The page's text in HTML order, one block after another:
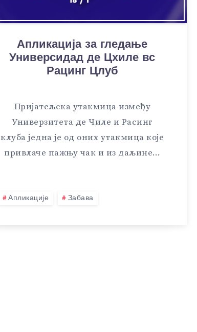
Апликација за гледање
Универсидад де Цхиле вс
Рацинг Цлуб
Пријатељска утакмица између
Универзитета де Чиле и Расинг
клуба једна је од оних утакмица које
привлаче пажњу чак и из даљине…
Апликације Забава